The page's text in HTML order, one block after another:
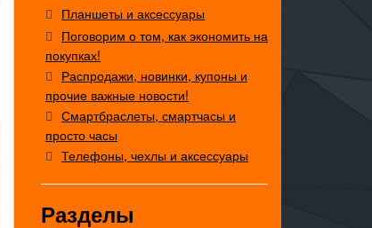
Планшеты и аксессуары
Поговорим о том, как экономить на
покупках!
Распродажи, новинки, купоны и
прочие важные новости!
Смартбраслеты, смартчасы и
просто часы
Телефоны, чехлы и аксессуары
Разделы